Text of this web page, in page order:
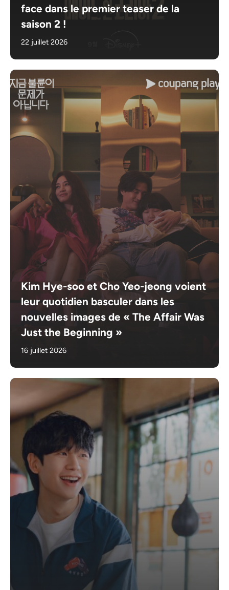
face dans le premier teaser de la
saison 2 !
22 juillet 2026
Kim Hye-soo et Cho Yeo-jeong voient
leur quotidien basculer dans les
nouvelles images de « The Affair Was
Just the Beginning »
16 juillet 2026